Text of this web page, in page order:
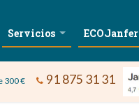
Servicios ECOJanfer
300 € 91 875 31 31